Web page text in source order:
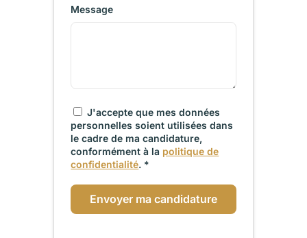
Message
J'accepte que mes données
personnelles soient utilisées dans
le cadre de ma candidature,
conformément à la politique de
confidentialité. *
Envoyer ma candidature